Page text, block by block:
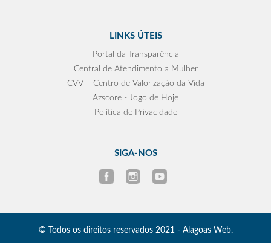
LINKS ÚTEIS
Portal da Transparência
Central de Atendimento a Mulher
CVV – Centro de Valorização da Vida
Azscore - Jogo de Hoje
Política de Privacidade
SIGA-NOS
© Todos os direitos reservados 2021 - Alagoas Web.